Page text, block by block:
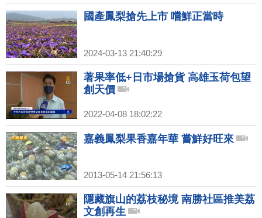
國產鳳梨搶先上市 嚐鮮正當時
2024-03-13 21:40:29
著果率低+日市場搶貨 高雄玉荷包望
創天價
2022-04-08 18:02:22
嘉義鳳梨果香嘉年華 嘗鮮好旺來
2013-05-14 21:56:13
隱藏旗山的荔枝秘境 南勝社區推美荔
文創再生